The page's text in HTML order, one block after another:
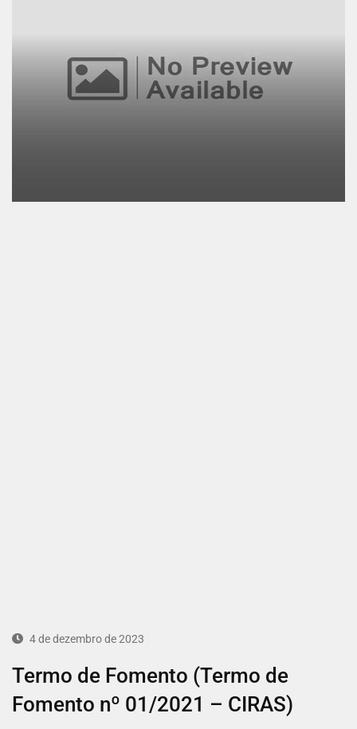
4 de dezembro de 2023
Termo de Fomento (Termo de
Fomento nº 01/2021 – CIRAS)